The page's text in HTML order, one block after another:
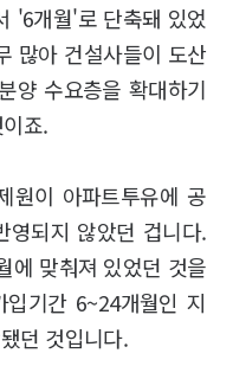
'6개월'로 단축돼 있었
많아 건설사들이 도산
양 수요층을 확대하기
죠.
원이 아파트투유에 공
영되지 않았던 겁니다.
에 맞춰져 있었던 것을
기간 6~24개월인 지
던 것입니다.